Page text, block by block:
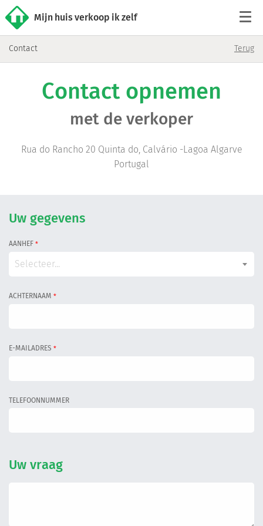
Mijn huis verkoop ik zelf
Woningaanbod
Werkwijze
Reviews
Contact Terug
Contact opnemen
met de verkoper
Rua do Rancho 20 Quinta do, Calvário -Lagoa Algarve
Portugal
Uw gegevens
AANHEF *
Selecteer...
ACHTERNAAM *
E-MAILADRES *
TELEFOONNUMMER
Uw vraag